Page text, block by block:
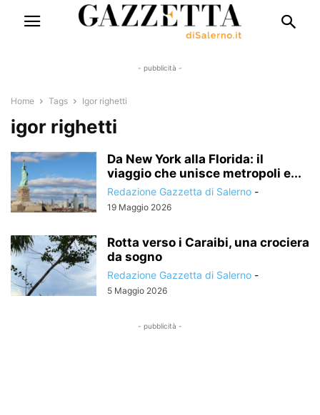
- pubblicità -
Home Tags Igor righetti
igor righetti
Da New York alla Florida: il
viaggio che unisce metropoli e...
Redazione Gazzetta di Salerno -
19 Maggio 2026
Rotta verso i Caraibi, una crociera
da sogno
Redazione Gazzetta di Salerno -
5 Maggio 2026
- pubblicità -